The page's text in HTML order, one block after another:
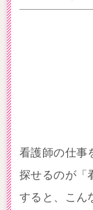
看護師の仕事
探せるのが「
すると、こん